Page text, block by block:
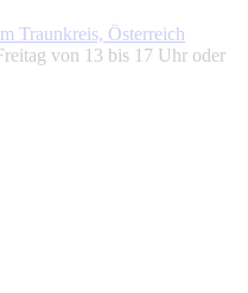
Traunkreis, Österreich
von 13 bis 17 Uhr oder